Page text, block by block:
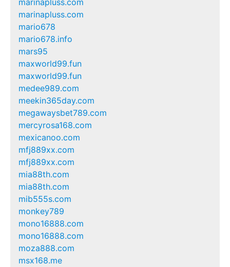
marinapluss.com
marinapluss.com
mario678
mario678.info
mars95
maxworld99.fun
maxworld99.fun
medee989.com
meekin365day.com
megawaysbet789.com
mercyrosa168.com
mexicanoo.com
mfj889xx.com
mfj889xx.com
mia88th.com
mia88th.com
mib555s.com
monkey789
mono16888.com
mono16888.com
moza888.com
msx168.me